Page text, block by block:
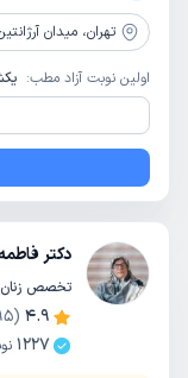
تهران، میدان آرژانتین، خیابان
اولین نوبت آزاد مطب:
دکتر
تخصص زنان
4.9
(
1227